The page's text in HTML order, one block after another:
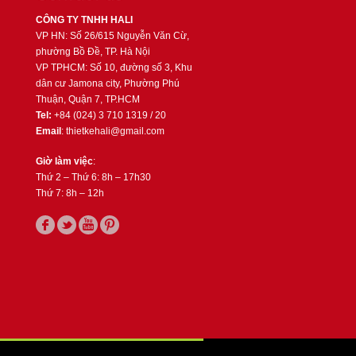
CÔNG TY TNHH HALI
VP HN: Số 26/615 Nguyễn Văn Cừ,
phường Bồ Đề, TP. Hà Nội
VP TPHCM: Số 10, đường số 3, Khu
dân cư Jamona city, Phường Phú
Thuận, Quận 7, TP.HCM
Tel: +84 (024) 3 710 1319 / 20
Email : thietkehali@gmail.com
Giờ làm việc:
Thứ 2 – Thứ 6: 8h – 17h30
Thứ 7: 8h – 12h